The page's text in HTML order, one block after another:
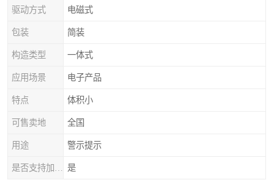
驱动方式 电磁式
包装 简装
构造类型 一体式
应用场景 电子产品
特点 体积小
可售卖地 全国
用途 警示提示
是